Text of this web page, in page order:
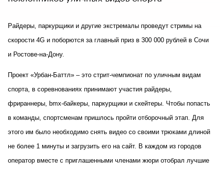
Райдеры, паркурщики и другие экстремалы проведут стримы на
скорости 4G и поборются за главный приз в 300 000 рублей в Сочи
и Ростове-на-Дону.
Проект «Урбан-Баттл» – это стрит-чемпионат по уличным видам
спорта, в соревнованиях принимают участия райдеры,
фрираннеры, bmx-байкеры, паркурщики и скейтеры. Чтобы попасть
в команды, спортсменам пришлось пройти отборочный этап. Для
этого им было необходимо снять видео со своими трюками длиной
не более 1 минуты и загрузить его на сайт. В каждом из городов
оператор вместе с приглашенными членами жюри отобрал лучшие